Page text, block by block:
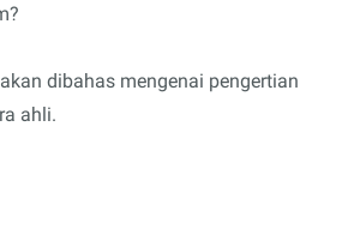
dibahas mengenai pengertian
ahli.